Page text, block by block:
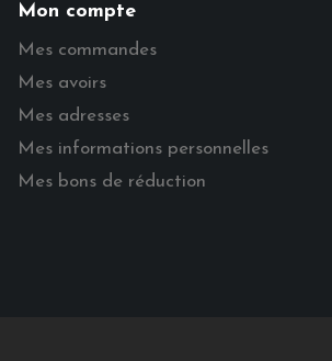
Mon compte
Mes commandes
Mes avoirs
Mes adresses
Mes informations personnelles
Mes bons de réduction